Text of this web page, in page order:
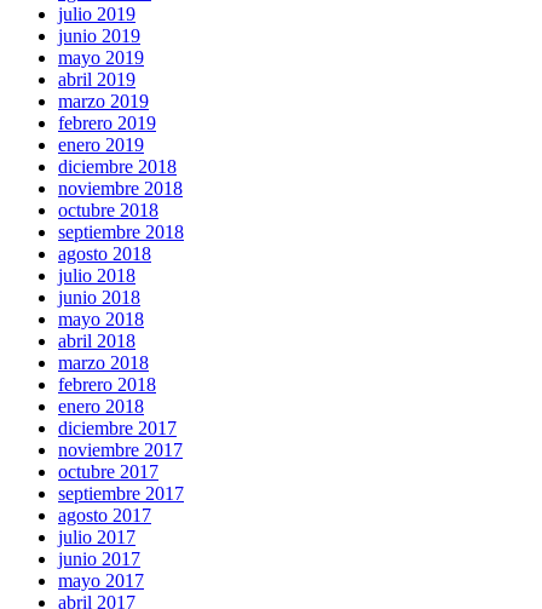
julio 2019
junio 2019
mayo 2019
abril 2019
marzo 2019
febrero 2019
enero 2019
diciembre 2018
noviembre 2018
octubre 2018
septiembre 2018
agosto 2018
julio 2018
junio 2018
mayo 2018
abril 2018
marzo 2018
febrero 2018
enero 2018
diciembre 2017
noviembre 2017
octubre 2017
septiembre 2017
agosto 2017
julio 2017
junio 2017
mayo 2017
abril 2017